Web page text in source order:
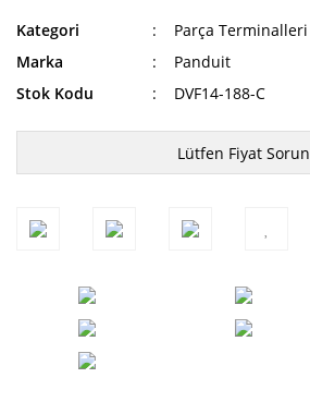
Kategori
Parça Terminalleri
Marka
Panduit
Stok Kodu
DVF14-188-C
Lütfen Fiyat Sorun